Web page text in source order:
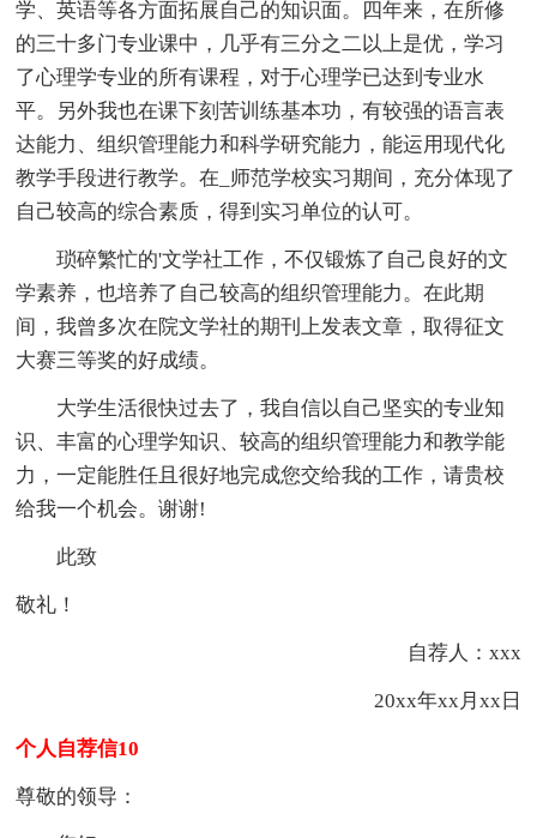
学、英语等各方面拓展自己的知识面。四年来，在所修
的三十多门专业课中，几乎有三分之二以上是优，学习
了心理学专业的所有课程，对于心理学已达到专业水
平。另外我也在课下刻苦训练基本功，有较强的语言表
达能力、组织管理能力和科学研究能力，能运用现代化
教学手段进行教学。在_师范学校实习期间，充分体现了
自己较高的综合素质，得到实习单位的认可。
琐碎繁忙的'文学社工作，不仅锻炼了自己良好的文
学素养，也培养了自己较高的组织管理能力。在此期
间，我曾多次在院文学社的期刊上发表文章，取得征文
大赛三等奖的好成绩。
大学生活很快过去了，我自信以自己坚实的专业知
识、丰富的心理学知识、较高的组织管理能力和教学能
力，一定能胜任且很好地完成您交给我的工作，请贵校
给我一个机会。谢谢!
此致
敬礼！
自荐人：xxx
20xx年xx月xx日
个人自荐信10
尊敬的领导：